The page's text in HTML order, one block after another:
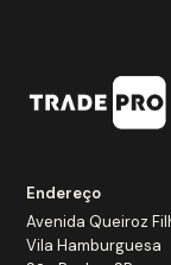
Endereço
Avenida Queiroz
Vila Hamburguesa